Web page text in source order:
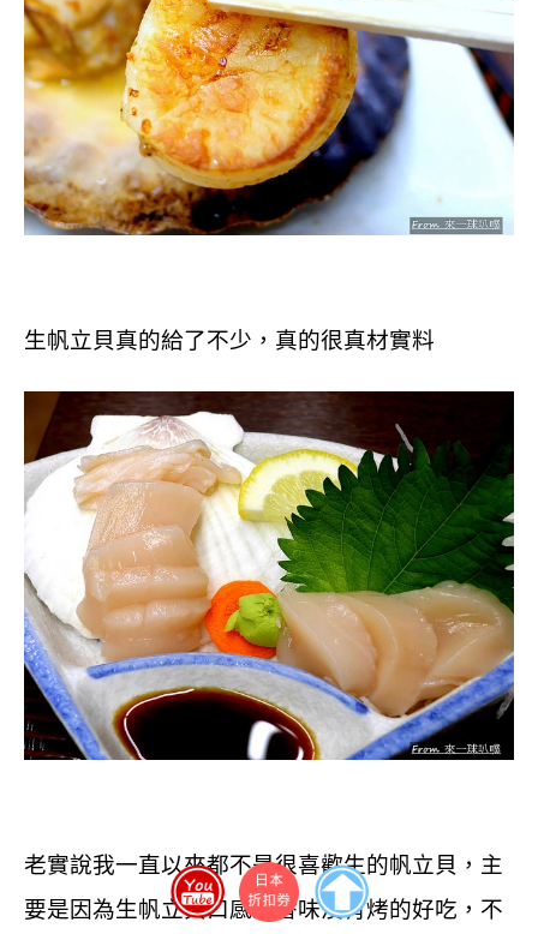
生帆立貝真的給了不少，真的很真材實料
老實說我一直以來都不是很喜歡生的帆立貝，主
要是因為生帆立貝口感或香味沒有烤的好吃，不